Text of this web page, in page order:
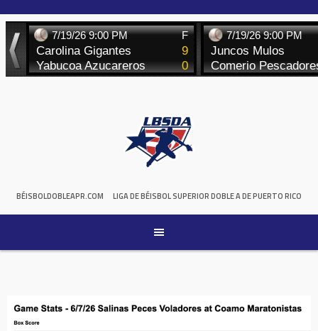
to
content
BÉISBOLDOBLEAPR.COM LIGA DE BÉISBOL SUPERIOR DOBLE A DE PUERTO RICO